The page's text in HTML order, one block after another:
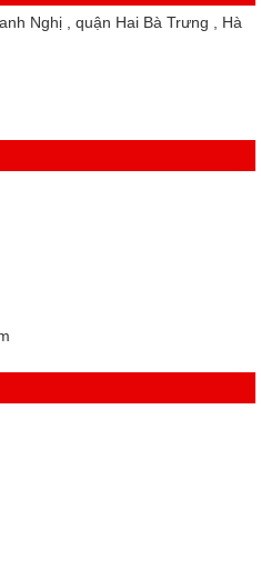
Nghị , quận Hai Bà Trưng , Hà